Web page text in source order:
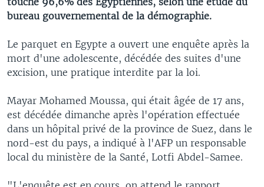
bureau gouvernemental de la démographie.
Le parquet en Egypte a ouvert une enquête après la
mort d'une adolescente, décédée des suites d'une
excision, une pratique interdite par la loi.
Mayar Mohamed Moussa, qui était âgée de 17 ans,
est décédée dimanche après l'opération effectuée
dans un hôpital privé de la province de Suez, dans le
nord-est du pays, a indiqué à l'AFP un responsable
local du ministère de la Santé, Lotfi Abdel-Samee.